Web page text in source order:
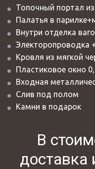
Топочный портал из
Палатья в
Внутри отделка
Электоропроводка
Кровля из мягкой
Пластиковое окно
Входная
Слив под полом
Камни в подарок
В
доставка